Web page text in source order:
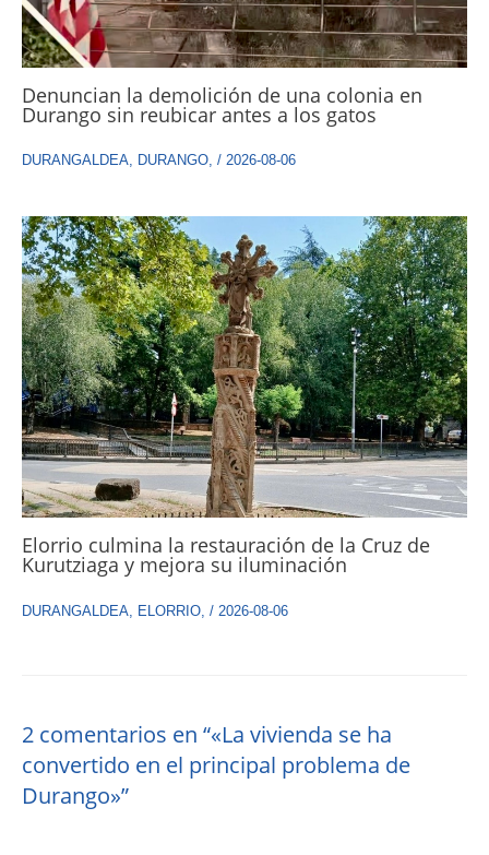
Denuncian la demolición de una colonia en
Durango sin reubicar antes a los gatos
DURANGALDEA, DURANGO, / 2026-08-06
Elorrio culmina la restauración de la Cruz de
Kurutziaga y mejora su iluminación
DURANGALDEA ELORRIO / 2026-08-06
2 comentarios en “«La vivienda se ha
convertido en el principal problema de
Durango»”